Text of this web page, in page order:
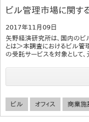
ビル管理市場に関す
2017年11月09日
矢野経済研究所は、国内の
とは＞本調査におけるビル管
の受託サービスを対象として
ビル オフィス 商業施